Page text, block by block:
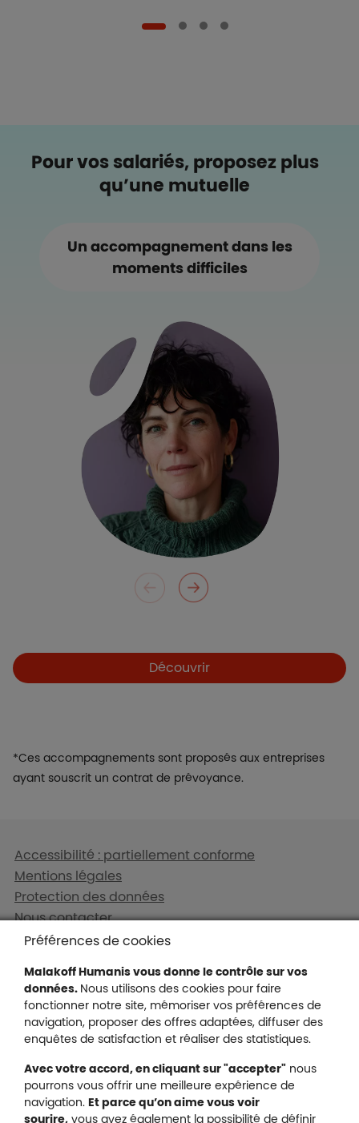
Pour vos salariés, proposez plus
qu’une mutuelle
Un accompagnement dans les
moments difficiles
Découvrir
*Ces accompagnements sont proposés aux entreprises
ayant souscrit un contrat de prévoyance.
Liens en bas de page
Accessibilité : partiellement conforme
Mentions légales
Protection des données
Nous contacter
Plan du site
Malakoff Humanis sur Facebook
Malakoff Humanis sur YouTube
Malakoff Humanis sur X
Malakoff Humanis
Footer autres sites
Mutuelle santé, prévoyance, épargne, retraite,
Malakoff Humanis à vos côtés.
Préférences de cookies
Malakoff Humanis vous donne le contrôle sur vos
données. Nous utilisons des cookies pour faire
fonctionner notre site, mémoriser vos préférences de
navigation, proposer des offres adaptées, diffuser des
enquêtes de satisfaction et réaliser des statistiques.
Avec votre accord, en cliquant sur "accepter" nous
pourrons vous offrir une meilleure expérience de
navigation. Et parce qu’on aime vous voir
sourire, vous avez également la possibilité de définir